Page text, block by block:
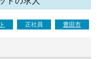
正社員 豊田市